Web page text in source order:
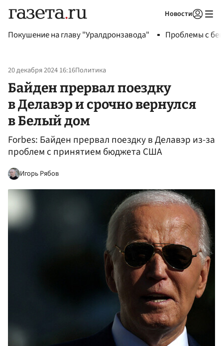
Новости
Покушение на главу "Уралдронзавода" Проблемы с
20 декабря 2024 16:16Политика
Байден прервал поездку
в Делавэр и срочно вернулся
в Белый дом
Forbes: Байден прервал поездку в Делавэр из-за
проблем с принятием бюджета США
Игорь Рябов